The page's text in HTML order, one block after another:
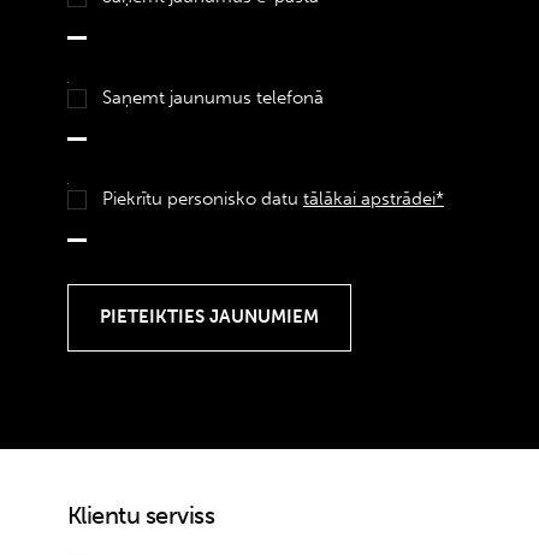
Saņemt jaunumus telefonā
Piekrītu personisko datu tālākai apstrādei*
Klientu serviss